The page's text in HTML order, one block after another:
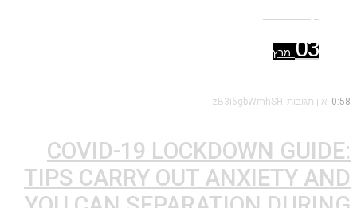
03 מרץ
0:58 אין תגובות zB3i6gbWmhSH
COVID-19 LOCKDOWN GUIDE:
TIPS CARRY OUT ANXIETY AND